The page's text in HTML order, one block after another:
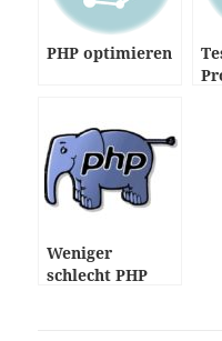
PHP optimieren
Weniger
schlecht PHP